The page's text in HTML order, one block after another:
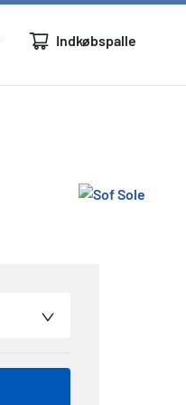
Indkøbspalle